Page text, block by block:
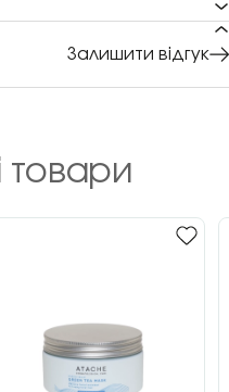
Залишити відгук
товари